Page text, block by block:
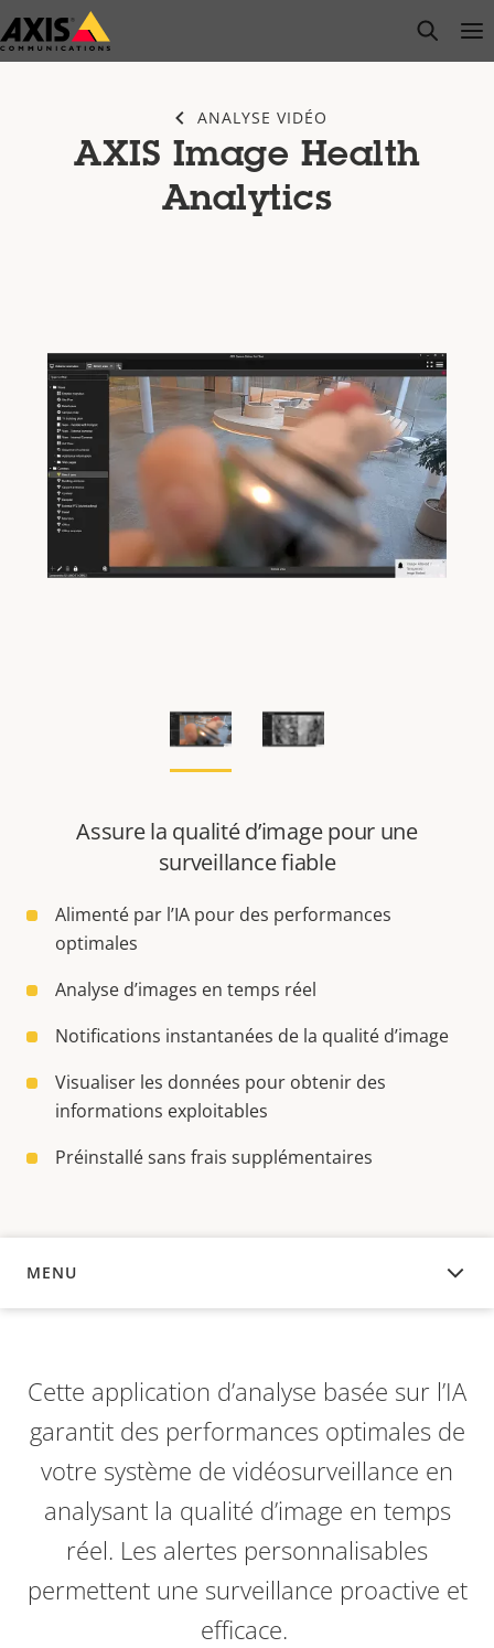
Passer
au
open
ANALYSE VIDÉO
AXIS Image Health
Analytics
Assure la qualité d’image pour une
surveillance fiable
Alimenté par l’IA pour des performances
optimales
Analyse d’images en temps réel
Notifications instantanées de la qualité d’image
Visualiser les données pour obtenir des
informations exploitables
Préinstallé sans frais supplémentaires
MENU
APERÇU
Cette application d’analyse basée sur l’IA
garantit des performances optimales de
votre système de vidéosurveillance en
analysant la qualité d’image en temps
réel. Les alertes personnalisables
permettent une surveillance proactive et
efficace.